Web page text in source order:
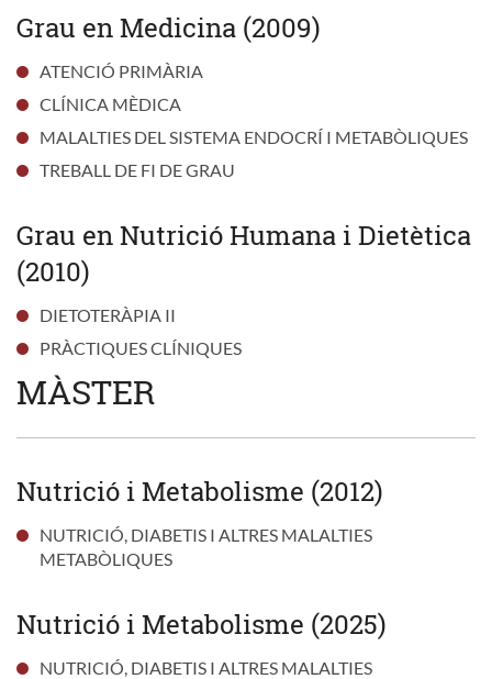
Grau en Medicina (2009)
ATENCIÓ PRIMÀRIA
CLÍNICA MÈDICA
MALALTIES DEL SISTEMA ENDOCRÍ I METABÒLIQUES
TREBALL DE FI DE GRAU
Grau en Nutrició Humana i Dietètica
(2010)
DIETOTERÀPIA II
PRÀCTIQUES CLÍNIQUES
MÀSTER
Nutrició i Metabolisme (2012)
NUTRICIÓ, DIABETIS I ALTRES MALALTIES
METABÒLIQUES
Nutrició i Metabolisme (2025)
NUTRICIÓ, DIABETIS I ALTRES MALALTIES